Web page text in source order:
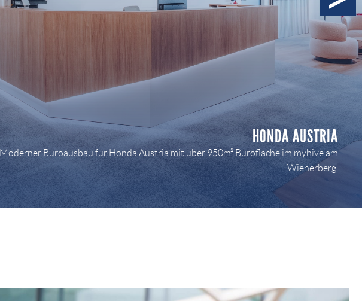
HONDA AUSTRIA
Moderner Büroausbau für Honda Austria mit über 950m² Bürofläche im myhive am
Wienerberg.